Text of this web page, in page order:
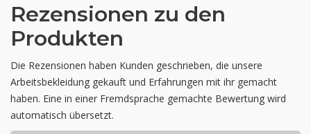
Rezensionen zu den
Produkten
Die Rezensionen haben Kunden geschrieben, die unsere
Arbeitsbekleidung gekauft und Erfahrungen mit ihr gemacht
haben. Eine in einer Fremdsprache gemachte Bewertung wird
automatisch übersetzt.